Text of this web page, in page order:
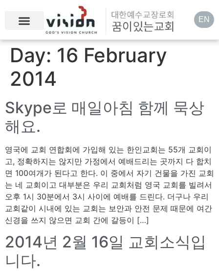
EN
Day: 16 February
2014
Skype로 매일아침 함께 묵상
해요.
영국에 교회 연합회에 가입해 있는 한인교회는 55개 교회이
고, 정확하지는 않지만 가정에서 예배드리는 곳까지 다 합치
면 100여개가 된다고 한다. 이 중에서 자기 건물을 가진 교회
는 네 교회이고 대부분은 우리 교회처럼 영국 교회를 빌려서
오후 1시 30분에서 3시 사이에 예배를 드린다. 더구나 우리
교회같이 시내에 있는 교회는 보안과 안전 문제 때문에 여간
신경을 쓰지 않으면 교회 간에 갈등이 […]
2014년 2월 16일 교회소식입
니다.